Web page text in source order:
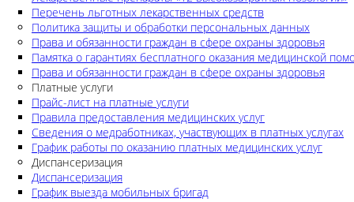
Перечень льготных лекарственных средств
Политика защиты и обработки персональных данных
Права и обязанности граждан в сфере охраны здоровья
Памятка о гарантиях бесплатного оказания медицинской
Права и обязанности граждан в сфере охраны здоровья
Платные услуги
Прайс-лист на платные услуги
Правила предоставления медицинских услуг
Сведения о медработниках, участвующих в платных услугах
График работы по оказанию платных медицинских услуг
Диспансеризация
Диспансеризация
График выезда мобильных бригад